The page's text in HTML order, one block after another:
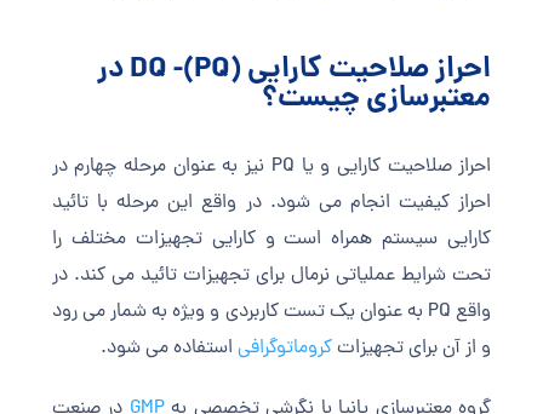
احراز صلاحیت کارایی (PQ)- DQ در
معتبرسازی چیست؟
احراز صلاحیت کارایی و یا PQ نیز به عنوان مرحله چهارم در
احراز کیفیت انجام می شود. در واقع این مرحله با تائید
کارایی سیستم همراه است و کارایی تجهیزات مختلف را
تحت شرایط عملیاتی نرمال برای تجهیزات تائید می کند. در
واقع PQ به عنوان یک تست کاربردی و ویژه به شمار می رود
و از آن برای تجهیزاتکروماتوگرافیاستفاده می شود.